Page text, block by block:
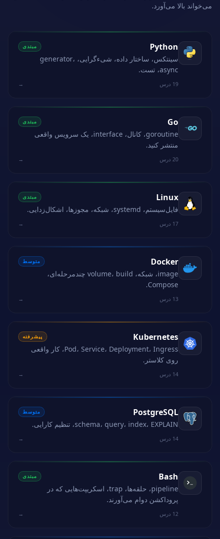
می‌خواند بالا می‌آورد.
Python مبتدی
سینتکس، ساختار داده، شیءگرایی، generator،
async، تست.
19 درس →
Go مبتدی
goroutine، کانال، interface، یک سرویس واقعی
منتشر کنید.
20 درس →
Linux مبتدی
فایل‌سیستم، systemd، شبکه، مجوزها، اشکال‌زدایی.
17 درس →
Docker متوسط
image، شبکه، volume، build چندمرحله‌ای،
Compose.
13 درس →
Kubernetes پیشرفته
Pod، Service، Deployment، Ingress، کار واقعی
روی کلاستر.
14 درس →
PostgreSQL متوسط
schema، query، index، EXPLAIN، تنظیم کارایی.
14 درس →
Bash مبتدی
pipeline، حلقه‌ها، trap، اسکریپت‌هایی که در
پروداکشن دوام می‌آورند.
12 درس →